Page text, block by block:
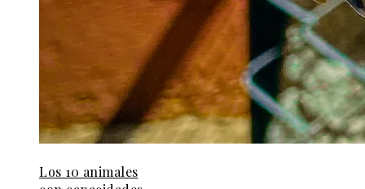
Los 10 animales